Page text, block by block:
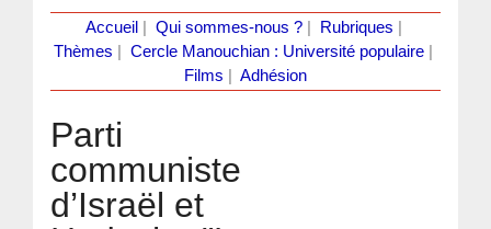
Accueil Qui sommes-nous ?| Rubriques
Thèmes
Cercle Manouchian : Université populaire
Films
Adhésion
Parti
communiste
d’Israël et